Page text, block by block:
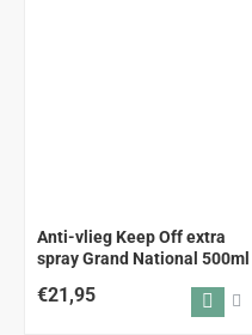
Anti-vlieg Keep Off extra
spray Grand National 500ml
€21,95